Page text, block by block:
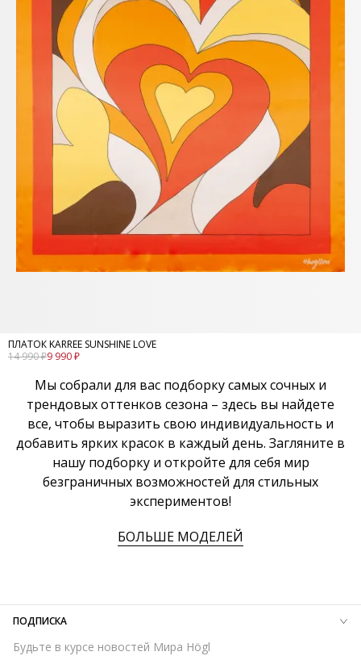
ПЛАТОК KARREE SUNSHINE LOVE
14 990 ₽9 990 ₽
Мы собрали для вас подборку самых сочных и
трендовых оттенков сезона – здесь вы найдете
все, чтобы выразить свою индивидуальность и
добавить ярких красок в каждый день. Загляните в
нашу подборку и откройте для себя мир
безграничных возможностей для стильных
экспериментов!
БОЛЬШЕ МОДЕЛЕЙ
ПОДПИСКА
Будьте в курсе новостей Мира Högl